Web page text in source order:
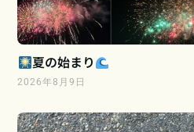
夏の始まり
2026年8月9日